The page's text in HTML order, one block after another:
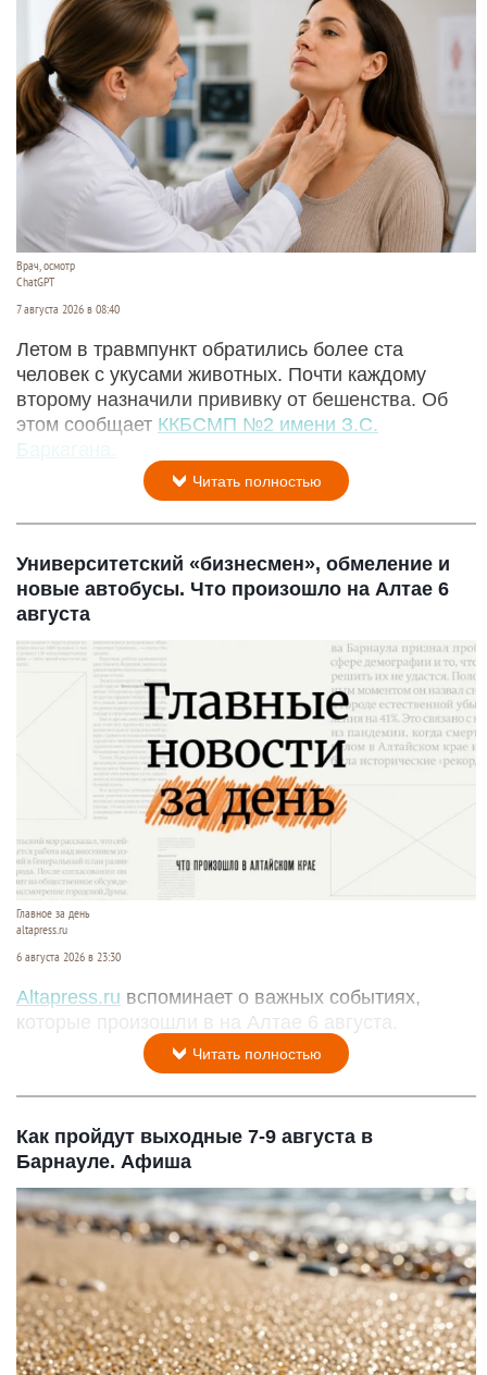
Врач, осмотр
ChatGPT
7 августа 2026 в 08:40
Летом в травмпункт обратились более ста
человек с укусами животных. Почти каждому
второму назначили прививку от бешенства. Об
этом сообщает ККБСМП №2 имени З.С.
Баркагана.
Читать полностью
Университетский «бизнесмен», обмеление и
новые автобусы. Что произошло на Алтае 6
августа
Главное за день
altapress.ru
6 августа 2026 в 23:30
Altapress.ru вспоминает о важных событиях,
которые произошли в на Алтае 6 августа.
Читать полностью
Как пройдут выходные 7-9 августа в
Барнауле. Афиша